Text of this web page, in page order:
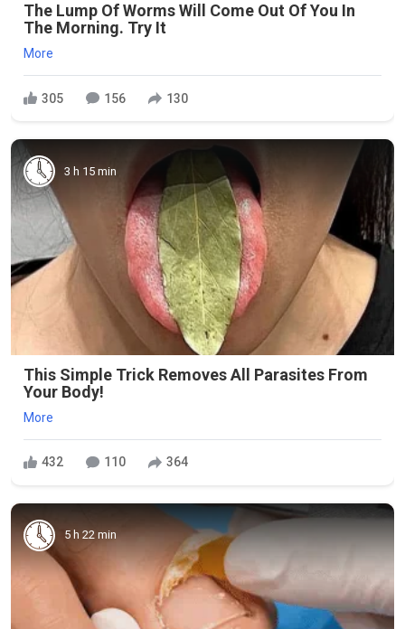
The Lump Of Worms Will Come Out Of You In
The Morning. Try It
More
305 156 130
3 h 15 min
This Simple Trick Removes All Parasites From
Your Body!
More
432 110 364
5 h 22 min